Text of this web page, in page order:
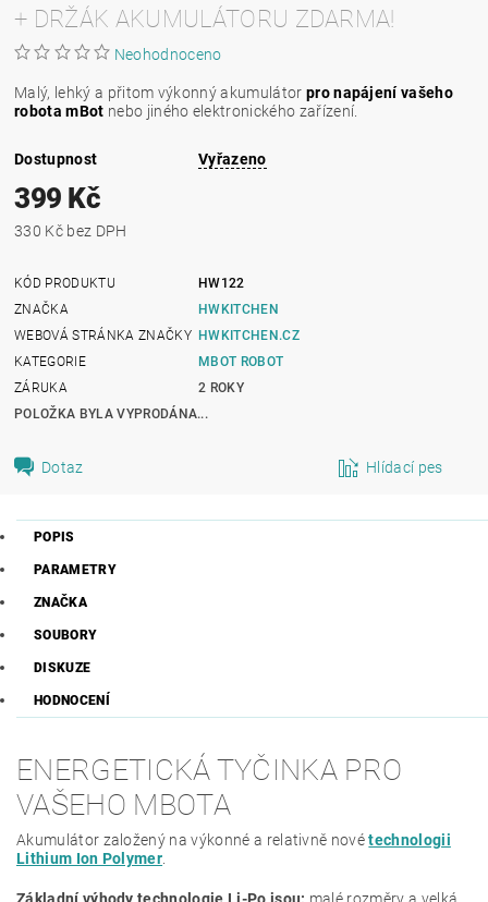
+ DRŽÁK AKUMULÁTORU ZDARMA!
Neohodnoceno
Malý, lehký a přitom výkonný akumulátor pro napájení vašeho
robota mBot nebo jiného elektronického zařízení.
Dostupnost Vyřazeno
399 Kč
330 Kč bez DPH
KÓD PRODUKTU
HW122
ZNAČKA
HWKITCHEN
WEBOVÁ STRÁNKA ZNAČKY HWKITCHEN.CZ
KATEGORIE
MBOT ROBOT
ZÁRUKA
2 ROKY
POLOŽKA BYLA VYPRODÁNA...
Dotaz Hlídací pes
POPIS
PARAMETRY
ZNAČKA
SOUBORY
DISKUZE
HODNOCENÍ
ENERGETICKÁ TYČINKA PRO
VAŠEHO MBOTA
Akumulátor založený na výkonné a relativně novétechnologii
Lithium Ion Polymer.